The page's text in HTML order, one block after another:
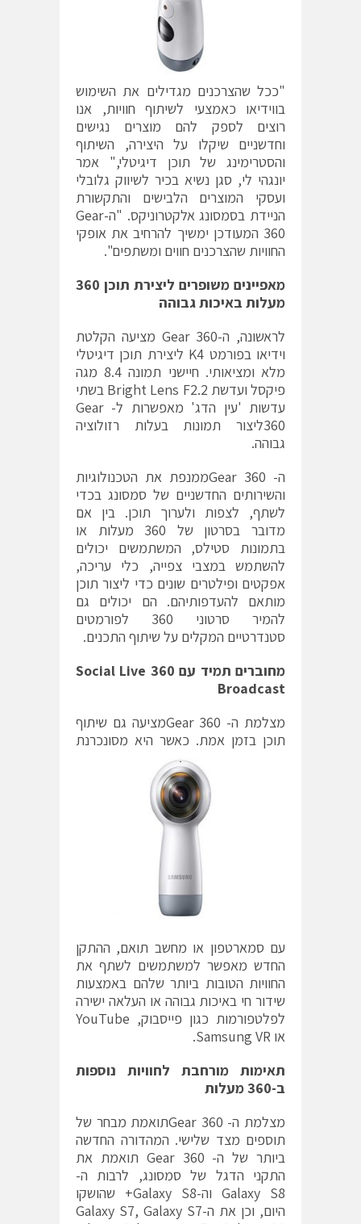
"ככל שהצרכנים מגדילים את השימוש
בווידיאו כאמצעי לשיתוף חוויות, אנו
רוצים לספק להם מוצרים נגישים
וחדשניים שיקלו על היצירה, השיתוף
והסטרימינג של תוכן דיגיטלי," אמר
יונגהי לי, סגן נשיא בכיר לשיווק גלובלי
ועסקי המוצרים הלבישים והתקשורת
הניידת בסמסונג אלקטרוניקס. "ה-Gear
360 המעודכן ימשיך להרחיב את אופקי
החוויות שהצרכנים חווים ומשתפים".
מאפיינים משופרים ליצירת תוכן 360
מעלות באיכות גבוהה
לראשונה, ה-Gear 360 מציעה הקלטת
וידיאו בפורמט K4 ליצירת תוכן דיגיטלי
מלא ומציאותי. חיישני תמונה 8.4 מגה
פיקסל ועדשת Bright Lens F2.2 בשתי
עדשות 'עין הדג' מאפשרות ל- Gear
360ליצור תמונות בעלות רזולוציה
גבוהה.
ה- Gear 360ממנפת את הטכנולוגיות
והשירותים החדשניים של סמסונג בכדי
לשתף, לצפות ולערוך תוכן. בין אם
מדובר בסרטון של 360 מעלות או
בתמונות סטילס, המשתמשים יכולים
להשתמש במצבי צפייה, כלי עריכה,
אפקטים ופילטרים שונים כדי ליצור תוכן
מותאם להעדפותיהם. הם יכולים גם
להמיר סרטוני 360 לפורמטים
סטנדרטיים המקלים על שיתוף התכנים.
מחוברים תמיד עם
360 Social Live
Broadcast
מצלמת ה- Gear 360מציעה גם שיתוף
תוכן בזמן אמת. כאשר היא מסונכרנת
עם סמארטפון או מחשב תואם, ההתקן
החדש מאפשר למשתמשים לשתף את
החוויות הטובות ביותר שלהם באמצעות
שידור חי באיכות גבוהה או העלאה ישירה
לפלטפורמות כגון פייסבוק, YouTube
או Samsung VR.
תאימות מורחבת לחוויות נוספות
ב-360 מעלות
מצלמת ה- Gear 360תואמת מבחר של
תוספים מצד שלישי. המהדורה החדשה
ביותר של ה- Gear 360 תואמת את
התקני הדגל של סמסונג, לרבות ה-
Galaxy S8 וה-Galaxy S8+ שהושקו
היום, וכן את ה-Galaxy S7, Galaxy S7